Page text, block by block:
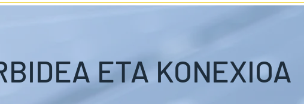
ETA KONEXIOA